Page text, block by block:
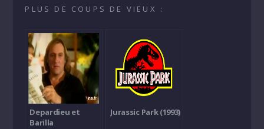
PLUS DE COUPS DE VIEUX :
Depardieu et
Barilla
Jurassic Park (1993)